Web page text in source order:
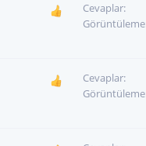
Cevaplar
Görüntüleme
Cevaplar
Görüntüleme